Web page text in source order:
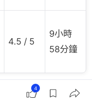
4.5 / 5
9小時
58分鐘
4